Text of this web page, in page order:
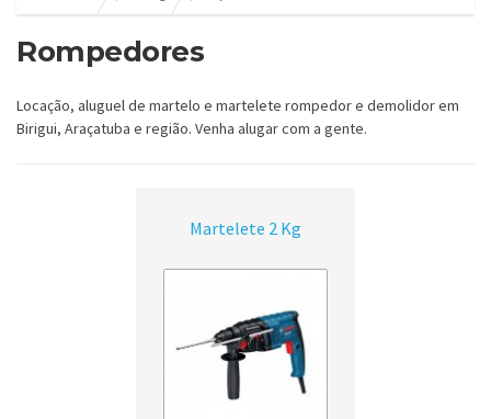
Rompedores
Locação, aluguel de martelo e martelete rompedor e demolidor em
Birigui, Araçatuba e região. Venha alugar com a gente.
Martelete 2 Kg